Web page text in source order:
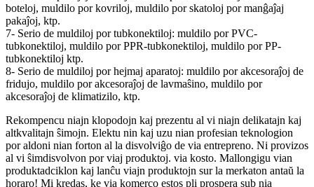
boteloj, muldilo por kovriloj, muldilo por skatoloj por manĝaĵaj
pakaĵoj, ktp.
7- Serio de muldiloj por tubkonektiloj: muldilo por PVC-
tubkonektiloj, muldilo por PPR-tubkonektiloj, muldilo por PP-
tubkonektiloj ktp.
8- Serio de muldiloj por hejmaj aparatoj: muldilo por akcesoraĵoj de
fridujo, muldilo por akcesoraĵoj de lavmaŝino, muldilo por
akcesoraĵoj de klimatizilo, ktp.
Rekompencu niajn klopodojn kaj prezentu al vi niajn delikatajn kaj
altkvalitajn ŝimojn. Elektu nin kaj uzu nian profesian teknologion
por aldoni nian forton al la disvolviĝo de via entrepreno. Ni provizos
al vi ŝimdisvolvon por viaj produktoj. via kosto. Mallongigu vian
produktadciklon kaj lanĉu viajn produktojn sur la merkaton antaŭ la
horaro! Mi kredas, ke via komerco estos pli prospera sub nia